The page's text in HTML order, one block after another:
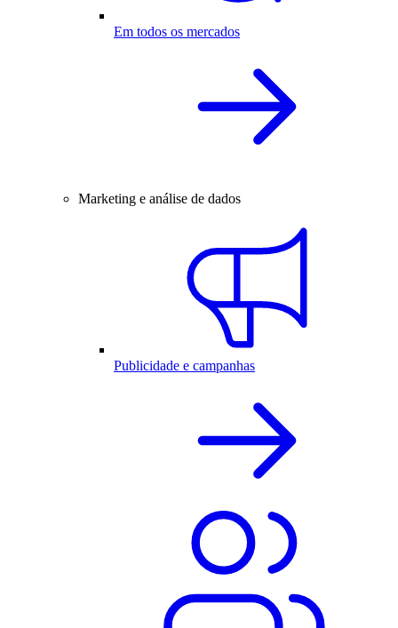
Em todos os mercados
Marketing e análise de dados
Publicidade e campanhas